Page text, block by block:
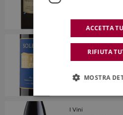
17 Ottobre 2025
I Vini
Argiano,
I Vini
ACCETTA
RIFIUTA
MOSTRA